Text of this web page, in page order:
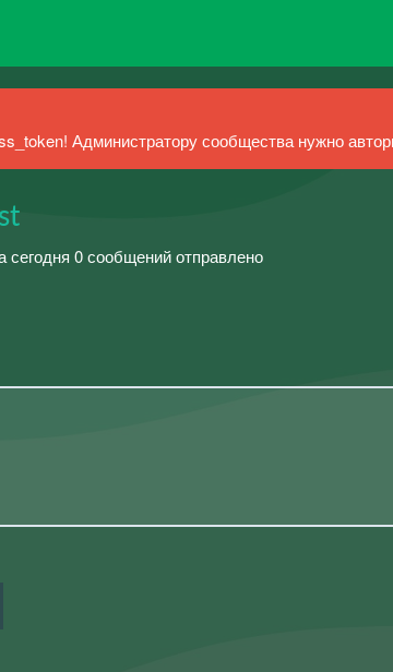
Администратору сообщества нужно
сегодня 0 сообщений отправлено